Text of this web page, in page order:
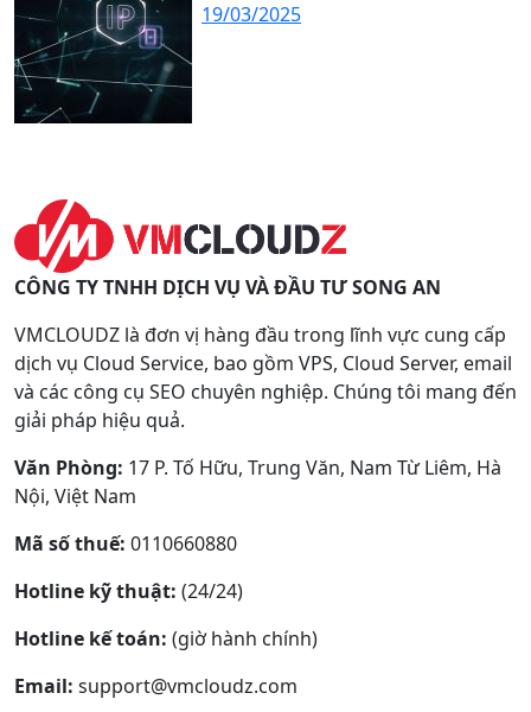
19/03/2025
CÔNG TY TNHH DỊCH VỤ VÀ ĐẦU TƯ SONG AN
VMCLOUDZ là đơn vị hàng đầu trong lĩnh vực cung cấp
dịch vụ Cloud Service, bao gồm VPS, Cloud Server, email
và các công cụ SEO chuyên nghiệp. Chúng tôi mang đến
giải pháp hiệu quả.
Văn Phòng: 17 P. Tố Hữu, Trung Văn, Nam Từ Liêm, Hà
Nội, Việt Nam
Mã số thuế: 0110660880
Hotline kỹ thuật: (24/24)
Hotline kế toán: (giờ hành chính)
Email: support@vmcloudz.com